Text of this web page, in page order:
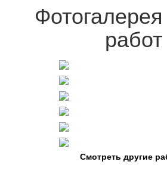
работ
Смотреть другие